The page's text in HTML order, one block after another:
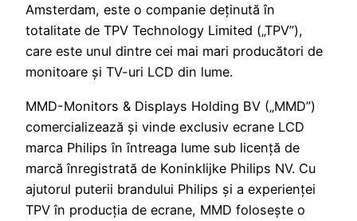
Amsterdam, este o companie deținută în
totalitate de TPV Technology Limited („TPV”),
care este unul dintre cei mai mari producători de
monitoare și TV-uri LCD din lume.
MMD-Monitors & Displays Holding BV („MMD”)
comercializează și vinde exclusiv ecrane LCD
marca Philips în întreaga lume sub licență de
marcă înregistrată de Koninklijke Philips NV. Cu
ajutorul puterii brandului Philips și a experienței
TPV în producția de ecrane, MMD folosește o